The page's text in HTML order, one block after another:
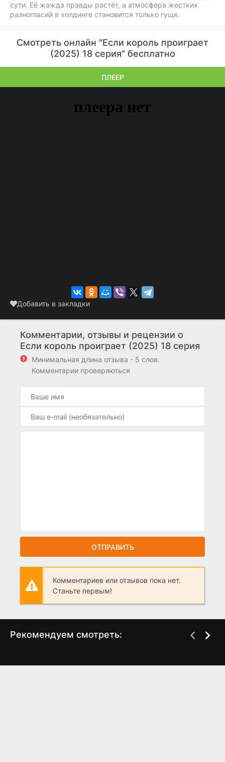
сути. Её жажда правды растёт, а атмосфера жестких
разногласий в холдинге становится только гуще.
Смотреть онлайн "Если король проиграет
(2025) 18 серия" бесплатно
ПЛЕЕР
Добавить в закладки
Комментарии, отзывы и рецензии о
Если король проиграет (2025) 18 серия
Минимальная длина отзыва - 5 слов.
Комментарии проверяються
ОТПРАВИТЬ
Комментариев или отзывов пока нет.
Станьте первым!
Рекомендуем смотреть: